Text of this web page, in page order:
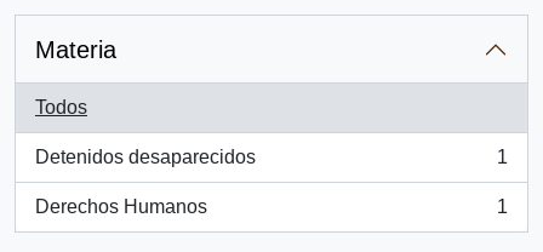
Materia
Todos
Detenidos desaparecidos
, 1 resultados
1
Derechos Humanos
, 1 resultados
1